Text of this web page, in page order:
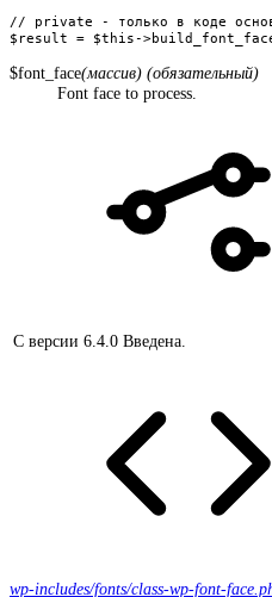
// private - только в коде
$result = $this-
$font_face(массив) (обязательный)
Font face to process.
С версии 6.4.0 Введена.
wp-includes/fonts/class-wp-font-